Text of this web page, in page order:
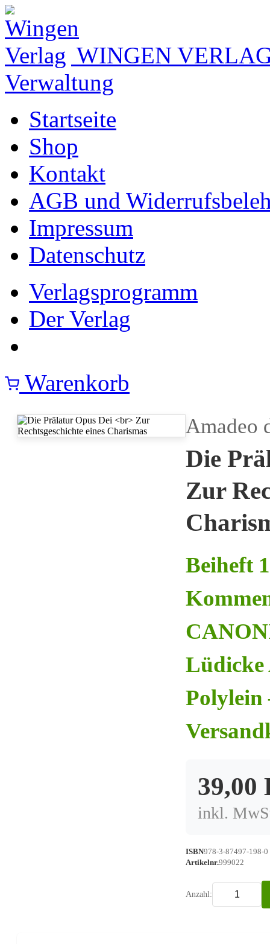
WINGEN
Verwaltung
Startseite
Shop
Kontakt
AGB und
Impressum
Datenschutz
Verlagsprogramm
Der Verlag
Warenkorb
Amadeo
Die
Zur
Beiheft
Lüdicke
Polylein
39,00
inkl.
ISBN978-3-87497-198-0
Artikelnr.999022
Anzahl: